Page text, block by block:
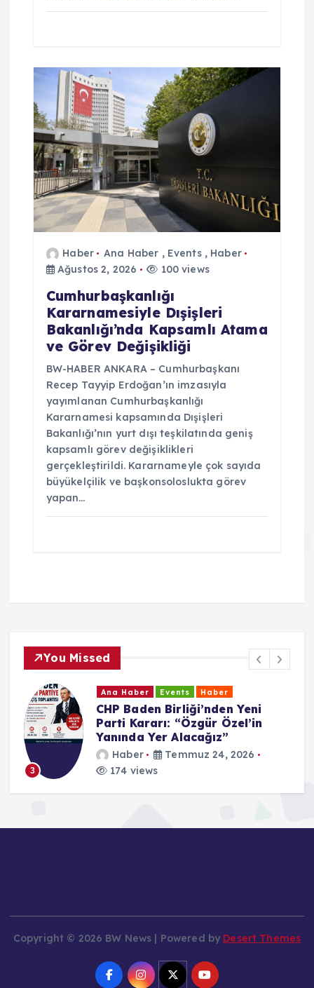
Haber Ana Haber , Events, Haber
Ağustos 2, 2026
100 views
Cumhurbaşkanlığı
Kararnamesiyle Dışişleri
Bakanlığı’nda Kapsamlı Atama
ve Görev Değişikliği
BW-HABER ANKARA – Cumhurbaşkanı
Recep Tayyip Erdoğan’ın imzasıyla
yayımlanan Cumhurbaşkanlığı
Kararnamesi kapsamında Dışişleri
Bakanlığı’nın yurt dışı teşkilatında geniş
kapsamlı görev değişiklikleri
gerçekleştirildi. Kararnameyle çok sayıda
büyükelçilik ve başkonsoloslukta görev
yapan…
You Missed
3
Ana Haber Events Haber
CHP Baden Birliği’nden Yeni
Parti Kararı: “Özgür Özel’in
Yanında Yer Alacağız”
Haber
Temmuz 24, 2026
174 views
Copyright © 2026 BW News | Powered by Desert Themes